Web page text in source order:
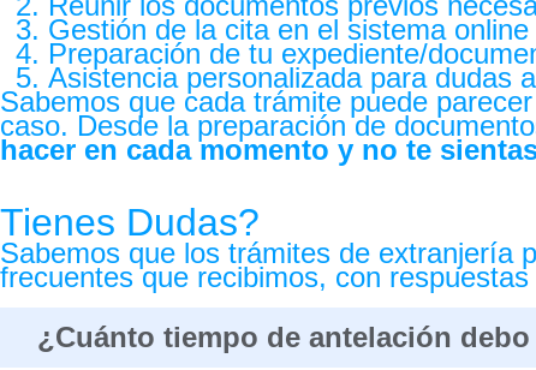
Gestión de la cita en el sistema
Preparación de tu expediente/
Asistencia personalizada para dudas
Sabemos que cada trámite puede
caso. Desde la preparación de
hacer en cada momento y no te
Tienes Dudas?
Sabemos que los trámites de extranjería
frecuentes que recibimos, con
¿Cuánto tiempo de antelación